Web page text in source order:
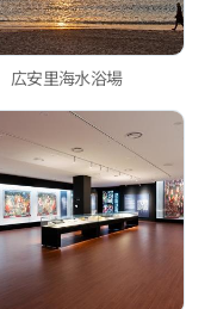
広安里海水浴場